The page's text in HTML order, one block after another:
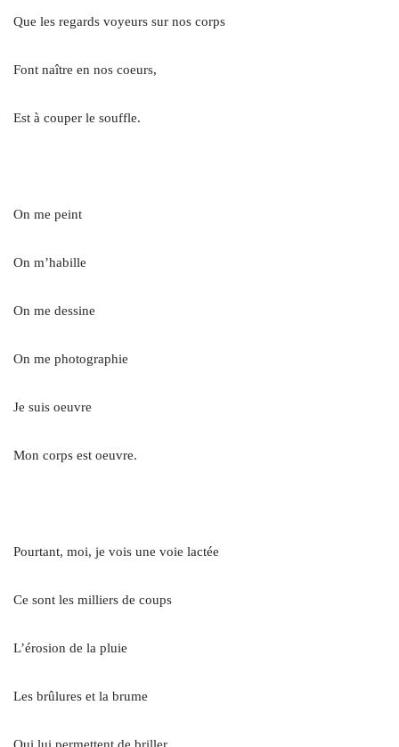
Que les regards voyeurs sur nos corps
Font naître en nos coeurs,
Est à couper le souffle.
On me peint
On m’habille
On me dessine
On me photographie
Je suis oeuvre
Mon corps est oeuvre.
Pourtant, moi, je vois une voie lactée
Ce sont les milliers de coups
L’érosion de la pluie
Les brûlures et la brume